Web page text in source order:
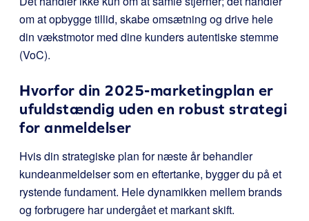
om at opbygge tillid, skabe omsætning og drive hele
din vækstmotor med dine kunders autentiske stemme
(VoC).
Hvorfor din 2025-marketingplan er
ufuldstændig uden en robust strategi
for anmeldelser
Hvis din strategiske plan for næste år behandler
kundeanmeldelser som en eftertanke, bygger du på et
rystende fundament. Hele dynamikken mellem brands
og forbrugere har undergået et markant skift.